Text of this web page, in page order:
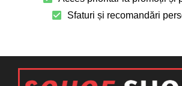
Sfaturi și recomandări